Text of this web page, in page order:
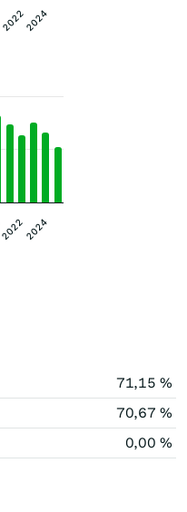
20222024
20222024
71,15 %
70,67 %
0,00 %